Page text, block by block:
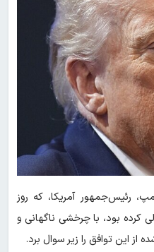
رئیس‌جمهور آمریکا، که روز
کرده بود، با چرخشی ناگهانی و
از این توافق را زیر سوال برد.